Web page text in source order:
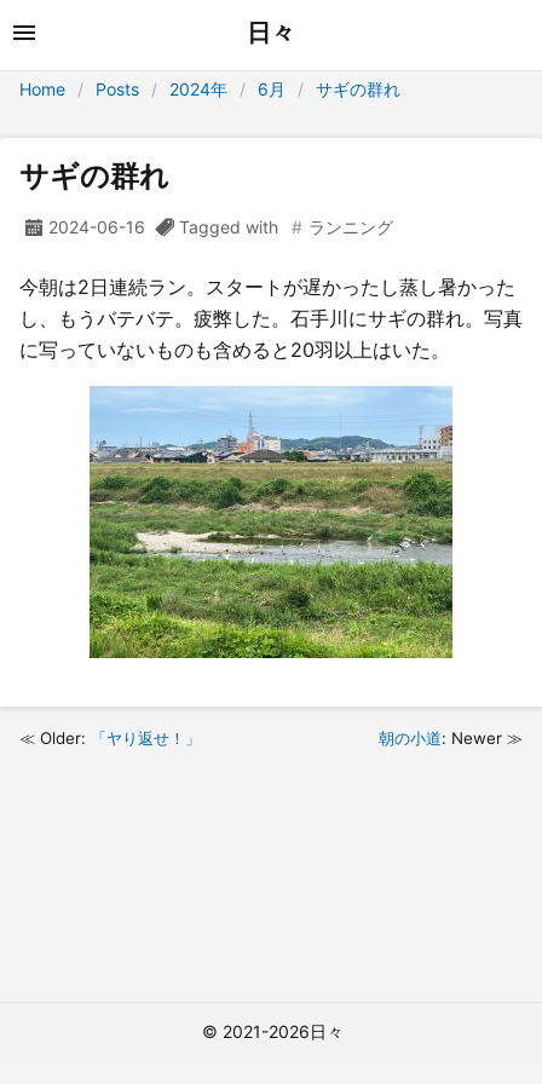
日々
Home Posts 2024年 6月 サギの群れ
サギの群れ
2024-06-16 Tagged with ランニング
今朝は2日連続ラン。スタートが遅かったし蒸し暑かった
し、もうバテバテ。疲弊した。石手川にサギの群れ。写真
に写っていないものも含めると20羽以上はいた。
Older: 「ヤり返せ！」 朝の小道: Newer
© 2021-2026日々